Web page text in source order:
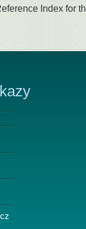
Index for